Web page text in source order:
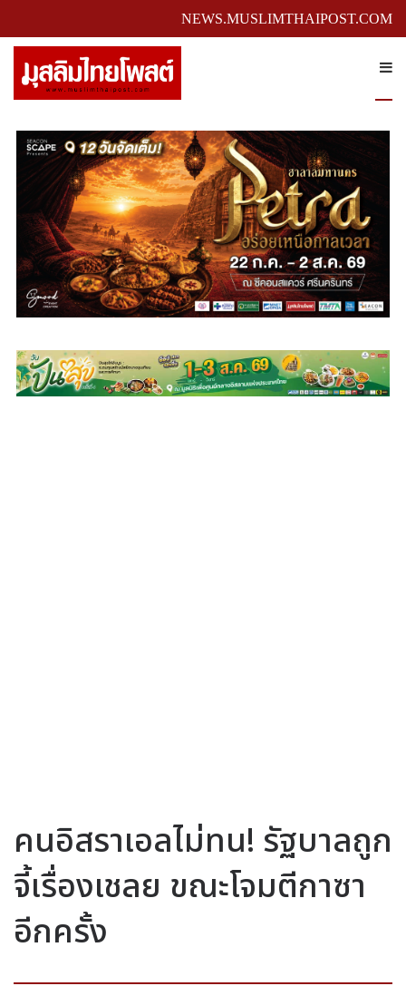
NEWS.MUSLIMTHAIPOST.COM
คนอิสราเอลไม่ทน! รัฐบาลถูก
จี้เรื่องเชลย ขณะโจมตีกาซา
อีกครั้ง